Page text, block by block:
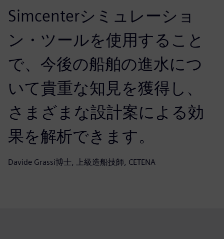
Simcenterシミュレーショ
ン・ツールを使用すること
で、今後の船舶の進水につ
いて貴重な知見を獲得し、
さまざまな設計案による効
果を解析できます。
Davide Grassi博士, 上級造船技師, CETENA